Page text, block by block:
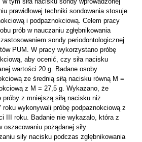
prawidłowej techniki sondowania stosuje
i podpaznokciową. Celem pracy
prób w nauczaniu zgłębnikowania
sondy periodontologicznej
PUM. W pracy wykorzystano próbę
aby ocenić, czy siła nacisku
wartości 20 g. Badane osoby
ze średnią siłą nacisku równą M =
z M = 27,5 g. Wykazano, że
próby z mniejszą siłą nacisku niż
wykonywali próbę podpaznokciową z
III roku. Badanie nie wykazało, która z
oszacowaniu pożądanej siły
siły nacisku podczas zgłębnikowania